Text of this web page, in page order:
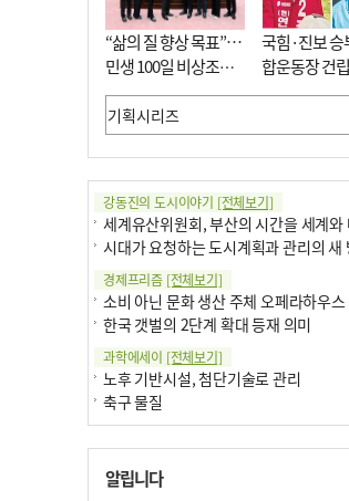
“삶의 질 향상 목표”…
민생 100일 비상조치
면밀 심사
국힘·진보
합운동장 건
근 공공버스
강동진의 도시이야기 [전체보기]
세계유산위원회, 부산의 시간을 세계와
시대가 요청하는 도시계획과 관리의 새
경제프리즘 [전체보기]
소비 아닌 문화 생산 주체 오페라하우스
한국 갯벌의 2단계 확대 등재 의미
과학에세이 [전체보기]
노후 기반시설, 첨단기술로 관리
축구 물질
부정선거
선관위와 尹의 ‘0점 답안’
알립니다